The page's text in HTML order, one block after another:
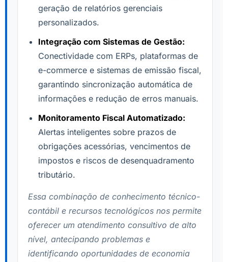
geração de relatórios gerenciais
personalizados.
Integração com Sistemas de Gestão:
Conectividade com ERPs, plataformas de
e-commerce e sistemas de emissão fiscal,
garantindo sincronização automática de
informações e redução de erros manuais.
Monitoramento Fiscal Automatizado:
Alertas inteligentes sobre prazos de
obrigações acessórias, vencimentos de
impostos e riscos de desenquadramento
tributário.
Essa combinação de conhecimento técnico-
contábil e recursos tecnológicos nos permite
oferecer um atendimento consultivo de alto
nível, antecipando problemas e
identificando oportunidades de economia